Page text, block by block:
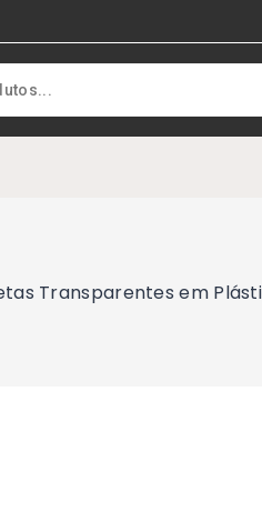
Transparentes em